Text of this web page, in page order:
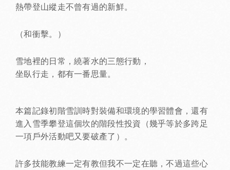
熱帶登山縱走不曾有過的新鮮。
（和衝擊。）
雪地裡的日常，繞著水的三態行動，
坐臥行走，都有一番思量。
本篇記錄初階雪訓時對裝備和環境的學習體會，還有
進入雪季攀登這個坎的階段性投資（幾乎等於多跨足
一項戶外活動吧又要破產了）。
許多技能教練一定有教但我不一定在聽，不過這些心